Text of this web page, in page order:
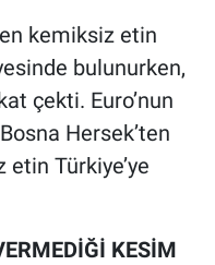
kemiksiz etin
bulunurken,
çekti. Euro’nun
Hersek’ten
Türkiye’ye
KESİM